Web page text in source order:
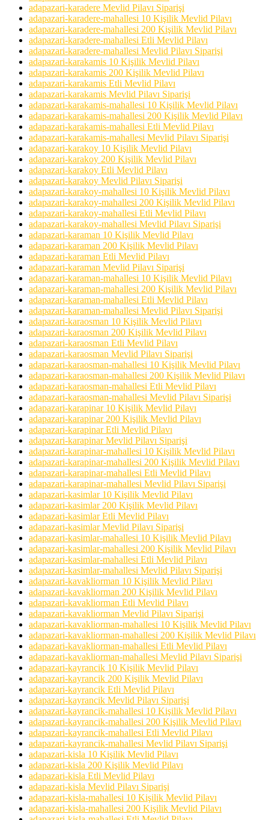
adapazari-karadere Mevlid Pilavı Siparişi
adapazari-karadere-mahallesi 10 Kişilik Mevlid Pilavı
adapazari-karadere-mahallesi 200 Kişilik Mevlid Pilavı
adapazari-karadere-mahallesi Etli Mevlid Pilavı
adapazari-karadere-mahallesi Mevlid Pilavı Siparişi
adapazari-karakamis 10 Kişilik Mevlid Pilavı
adapazari-karakamis 200 Kişilik Mevlid Pilavı
adapazari-karakamis Etli Mevlid Pilavı
adapazari-karakamis Mevlid Pilavı Siparişi
adapazari-karakamis-mahallesi 10 Kişilik Mevlid Pilavı
adapazari-karakamis-mahallesi 200 Kişilik Mevlid Pilavı
adapazari-karakamis-mahallesi Etli Mevlid Pilavı
adapazari-karakamis-mahallesi Mevlid Pilavı Siparişi
adapazari-karakoy 10 Kişilik Mevlid Pilavı
adapazari-karakoy 200 Kişilik Mevlid Pilavı
adapazari-karakoy Etli Mevlid Pilavı
adapazari-karakoy Mevlid Pilavı Siparişi
adapazari-karakoy-mahallesi 10 Kişilik Mevlid Pilavı
adapazari-karakoy-mahallesi 200 Kişilik Mevlid Pilavı
adapazari-karakoy-mahallesi Etli Mevlid Pilavı
adapazari-karakoy-mahallesi Mevlid Pilavı Siparişi
adapazari-karaman 10 Kişilik Mevlid Pilavı
adapazari-karaman 200 Kişilik Mevlid Pilavı
adapazari-karaman Etli Mevlid Pilavı
adapazari-karaman Mevlid Pilavı Siparişi
adapazari-karaman-mahallesi 10 Kişilik Mevlid Pilavı
adapazari-karaman-mahallesi 200 Kişilik Mevlid Pilavı
adapazari-karaman-mahallesi Etli Mevlid Pilavı
adapazari-karaman-mahallesi Mevlid Pilavı Siparişi
adapazari-karaosman 10 Kişilik Mevlid Pilavı
adapazari-karaosman 200 Kişilik Mevlid Pilavı
adapazari-karaosman Etli Mevlid Pilavı
adapazari-karaosman Mevlid Pilavı Siparişi
adapazari-karaosman-mahallesi 10 Kişilik Mevlid Pilavı
adapazari-karaosman-mahallesi 200 Kişilik Mevlid Pilavı
adapazari-karaosman-mahallesi Etli Mevlid Pilavı
adapazari-karaosman-mahallesi Mevlid Pilavı Siparişi
adapazari-karapinar 10 Kişilik Mevlid Pilavı
adapazari-karapinar 200 Kişilik Mevlid Pilavı
adapazari-karapinar Etli Mevlid Pilavı
adapazari-karapinar Mevlid Pilavı Siparişi
adapazari-karapinar-mahallesi 10 Kişilik Mevlid Pilavı
adapazari-karapinar-mahallesi 200 Kişilik Mevlid Pilavı
adapazari-karapinar-mahallesi Etli Mevlid Pilavı
adapazari-karapinar-mahallesi Mevlid Pilavı Siparişi
adapazari-kasimlar 10 Kişilik Mevlid Pilavı
adapazari-kasimlar 200 Kişilik Mevlid Pilavı
adapazari-kasimlar Etli Mevlid Pilavı
adapazari-kasimlar Mevlid Pilavı Siparişi
adapazari-kasimlar-mahallesi 10 Kişilik Mevlid Pilavı
adapazari-kasimlar-mahallesi 200 Kişilik Mevlid Pilavı
adapazari-kasimlar-mahallesi Etli Mevlid Pilavı
adapazari-kasimlar-mahallesi Mevlid Pilavı Siparişi
adapazari-kavakliorman 10 Kişilik Mevlid Pilavı
adapazari-kavakliorman 200 Kişilik Mevlid Pilavı
adapazari-kavakliorman Etli Mevlid Pilavı
adapazari-kavakliorman Mevlid Pilavı Siparişi
adapazari-kavakliorman-mahallesi 10 Kişilik Mevlid Pilavı
adapazari-kavakliorman-mahallesi 200 Kişilik Mevlid Pilavı
adapazari-kavakliorman-mahallesi Etli Mevlid Pilavı
adapazari-kavakliorman-mahallesi Mevlid Pilavı Siparişi
adapazari-kayrancik 10 Kişilik Mevlid Pilavı
adapazari-kayrancik 200 Kişilik Mevlid Pilavı
adapazari-kayrancik Etli Mevlid Pilavı
adapazari-kayrancik Mevlid Pilavı Siparişi
adapazari-kayrancik-mahallesi 10 Kişilik Mevlid Pilavı
adapazari-kayrancik-mahallesi 200 Kişilik Mevlid Pilavı
adapazari-kayrancik-mahallesi Etli Mevlid Pilavı
adapazari-kayrancik-mahallesi Mevlid Pilavı Siparişi
adapazari-kisla 10 Kişilik Mevlid Pilavı
adapazari-kisla 200 Kişilik Mevlid Pilavı
adapazari-kisla Etli Mevlid Pilavı
adapazari-kisla Mevlid Pilavı Siparişi
adapazari-kisla-mahallesi 10 Kişilik Mevlid Pilavı
adapazari-kisla-mahallesi 200 Kişilik Mevlid Pilavı